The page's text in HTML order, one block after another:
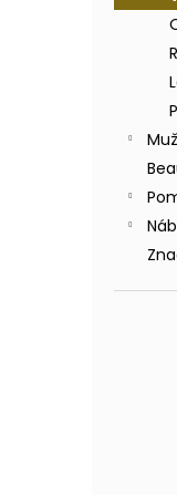
BODY
200ML
749